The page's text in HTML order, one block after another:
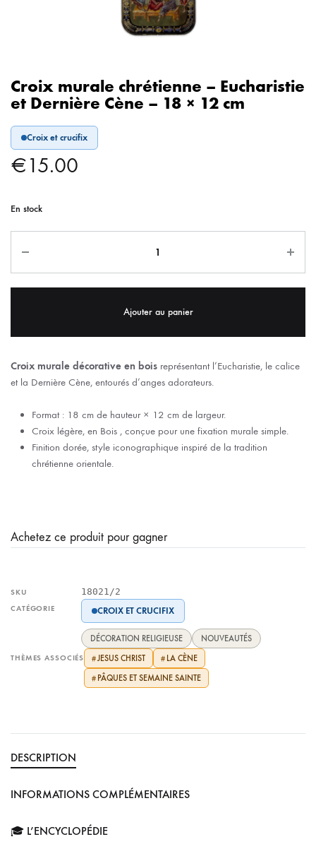
Croix murale chrétienne – Eucharistie
et Dernière Cène – 18 × 12 cm
Croix et crucifix
€15.00
En stock
Ajouter au panier
Croix murale décorative en bois représentant l’Eucharistie, le calice
et la Dernière Cène, entourés d’anges adorateurs.
Format : 18 cm de hauteur × 12 cm de largeur.
Croix légère, en Bois , conçue pour une fixation murale simple.
Finition dorée, style iconographique inspiré de la tradition
chrétienne orientale.
Achetez ce produit pour gagner
SKU 18021/2
CATÉGORIE CROIX ET CRUCIFIX
DÉCORATION RELIGIEUSE NOUVEAUTÉS
THÈMES ASSOCIÉS #JESUS CHRIST # LA CÈNE
# PÂQUES ET SEMAINE SAINTE
DESCRIPTION
INFORMATIONS COMPLÉMENTAIRES
🎓 L’ENCYCLOPÉDIE